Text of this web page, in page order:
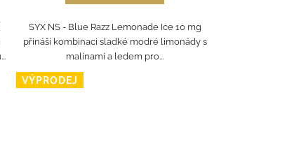
SYX NS - Blue Razz Lemonade Ice 10 mg
přináší kombinaci sladké modré limonády s
malinami a ledem pro...
VÝPRODEJ